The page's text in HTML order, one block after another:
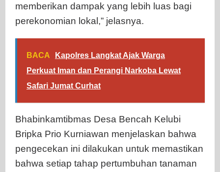
memberikan dampak yang lebih luas bagi
perekonomian lokal,” jelasnya.
BACA
Kapolres Langkat Ajak Warga
Perkuat Iman dan Perangi Narkoba Lewat
Safari Jumat Curhat
Bhabinkamtibmas Desa Bencah Kelubi
Bripka Prio Kurniawan menjelaskan bahwa
pengecekan ini dilakukan untuk memastikan
bahwa setiap tahap pertumbuhan tanaman